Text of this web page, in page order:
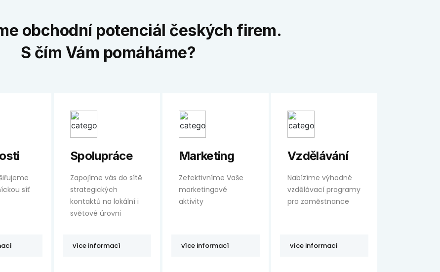
obchodní potenciál českých firem.
S čím Vám pomáháme?
síť
Spolupráce
Zapojíme vás do sítě
strategických
kontaktů na lokální i
světové úrovni
více informací
Marketing
Zefektivníme Vaše
marketingové
aktivity
více informací
Vzdělávání
Nabízíme výhodné
vzdělávací programy
pro zaměstnance
více informací